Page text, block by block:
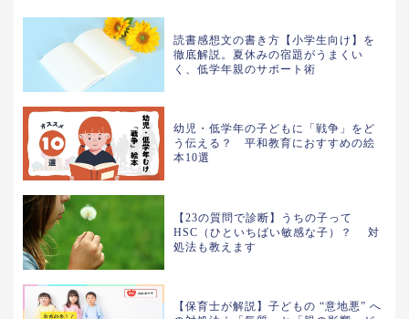
読書感想文の書き方【小学生向け】を
徹底解説。夏休みの宿題がうまくい
く、低学年親のサポート術
幼児・低学年の子どもに「戦争」をど
う伝える？ 平和教育におすすめの絵
本10選
【23の質問で診断】うちの子って
HSC（ひといちばい敏感な子）？ 対
処法も教えます
【保育士が解説】子どもの “意地悪” へ